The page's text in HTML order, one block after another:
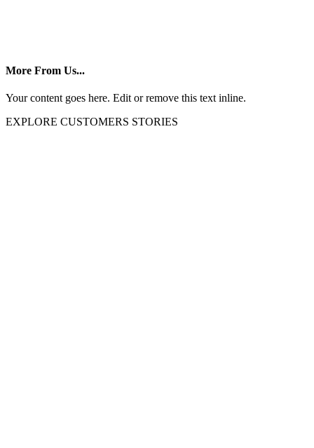
More From Us...
Your content goes here. Edit or remove this text inline.
EXPLORE CUSTOMERS STORIES